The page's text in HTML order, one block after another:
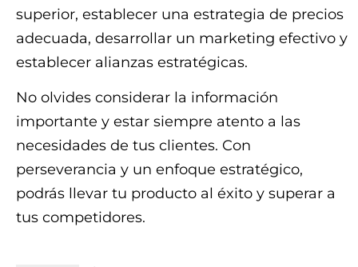
superior, establecer una estrategia de precios
adecuada, desarrollar un marketing efectivo y
establecer alianzas estratégicas.
No olvides considerar la información
importante y estar siempre atento a las
necesidades de tus clientes. Con
perseverancia y un enfoque estratégico,
podrás llevar tu producto al éxito y superar a
tus competidores.